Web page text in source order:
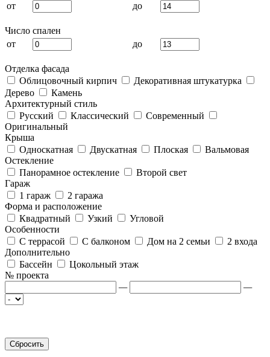
от
до
Число спален
от
до
Отделка фасада
Облицовочный кирпич
Декоративная штукатурка
Дерево
Камень
Архитектурный стиль
Русский
Классический
Современный
Оригинальный
Крыша
Односкатная
Двускатная Плоская
Вальмовая
Остекление
Панорамное остекление
Второй свет
Гараж
1 гараж
2 гаража
Форма и расположение
Квадратный
Узкий
Угловой
Особенности
С террасой
С балконом Дом на 2 семьи
2 входа
Дополнительно
Бассейн
Цокольный этаж
№ проекта
—
—